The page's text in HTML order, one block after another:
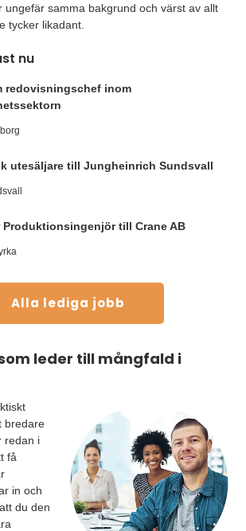
ungefär samma bakgrund och värst av allt
tycker likadant.
nu
redovisningschef inom
utesäljare till Jungheinrich Sundsvall
Produktionsingenjör till Crane AB
Alla lediga jobb
leder till mångfald i
bredare
redan i
få
in och
du den